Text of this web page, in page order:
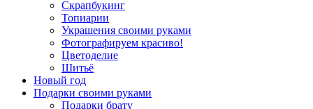
Скрапбукинг
Топиарии
Украшения своими руками
Фотографируем красиво!
Цветоделие
Шитьё
Новый год
Подарки своими руками
Подарки брату